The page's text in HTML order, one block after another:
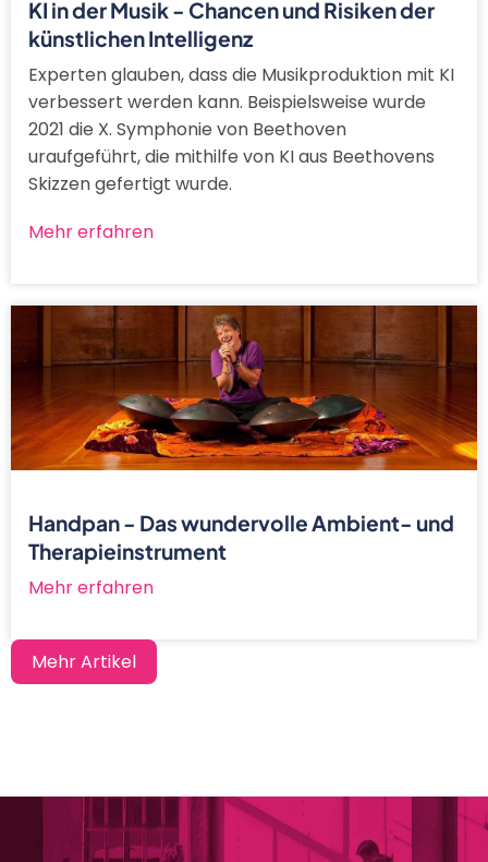
KI in der Musik - Chancen und Risiken der
künstlichen Intelligenz
Experten glauben, dass die Musikproduktion mit KI
verbessert werden kann. Beispielsweise wurde
2021 die X. Symphonie von Beethoven
uraufgeführt, die mithilfe von KI aus Beethovens
Skizzen gefertigt wurde.
Mehr erfahren
Handpan - Das wundervolle Ambient- und
Therapieinstrument
Mehr erfahren
Mehr Artikel